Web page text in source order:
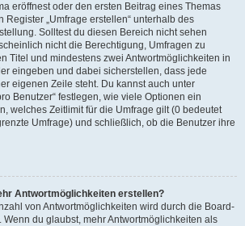
eröffnest oder den ersten Beitrag eines Themas
Register „Umfrage erstellen“ unterhalb des
Solltest du diesen Bereich nicht sehen
nicht die Berechtigung, Umfragen zu
Titel und mindestens zwei Antwortmöglichkeiten in
eingeben und dabei sicherstellen, dass jede
eigenen Zeile steht. Du kannst auch unter
Benutzer“ festlegen, wie viele Optionen ein
welches Zeitlimit für die Umfrage gilt (0 bedeutet
Umfrage) und schließlich, ob die Benutzer ihre
Antwortmöglichkeiten erstellen?
von Antwortmöglichkeiten wird durch die Board-
du glaubst, mehr Antwortmöglichkeiten als